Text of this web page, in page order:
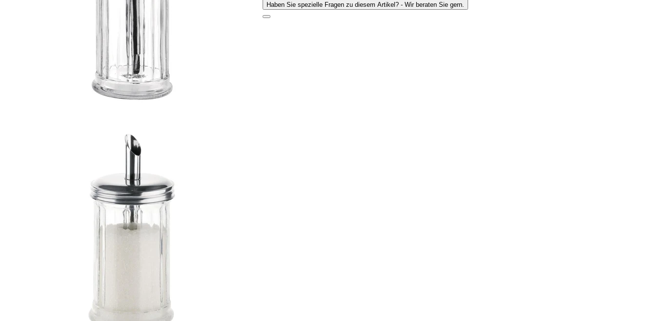
Haben Sie spezielle Fragen zu diesem Artikel? - Wir beraten Sie gern.